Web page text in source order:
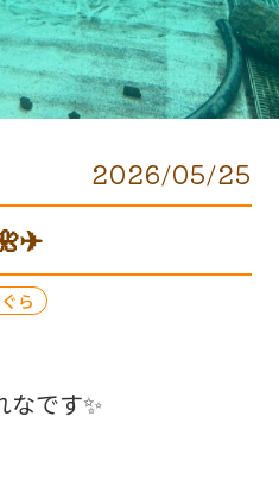
2026/05/25
ら
なです✨